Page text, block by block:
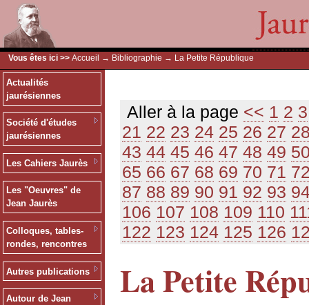
Vous êtes ici >> Accueil → Bibliographie → La Petite République
Actualités
jaurésiennes
Société d'études
jaurésiennes
Les Cahiers Jaurès
Les "Oeuvres" de
Jean Jaurès
Colloques, tables-
rondes, rencontres
Autres publications
Autour de Jean
Aller à la page << 1 2 3
21 22 23 24 25 26 27
43 44 45 46 47 48 49
65 66 67 68 69 70 71
87 88 89 90 91 92 93
106 107 108 109 110
122 123 124 125 126
La Petite